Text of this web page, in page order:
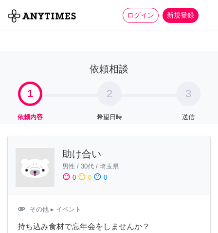
ログイン 新規登録
全て 家事 more_horiz
依頼相談
1
依頼内容
2
希望日時
3
送信
助け合い
男性 / 30代 / 埼玉県
sentiment_satisfied 0 sentiment_neutral 0 sentiment_dissatisfied 0
attachment その他 ▸ イベント
持ち込み食材で忘年会をしませんか？